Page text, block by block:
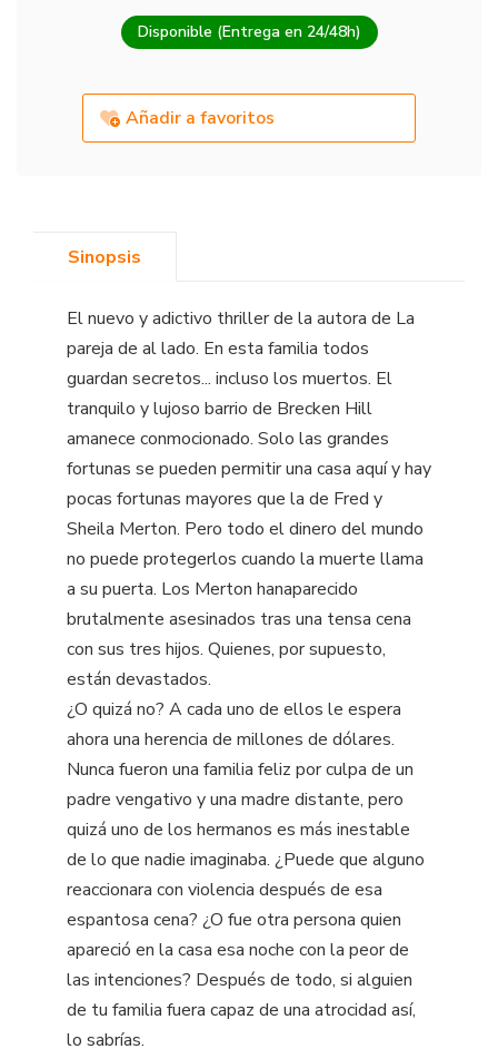
Disponible (Entrega en 24/48h)
Añadir a favoritos
Sinopsis
El nuevo y adictivo thriller de la autora de La
pareja de al lado. En esta familia todos
guardan secretos... incluso los muertos. El
tranquilo y lujoso barrio de Brecken Hill
amanece conmocionado. Solo las grandes
fortunas se pueden permitir una casa aquí y hay
pocas fortunas mayores que la de Fred y
Sheila Merton. Pero todo el dinero del mundo
no puede protegerlos cuando la muerte llama
a su puerta. Los Merton hanaparecido
brutalmente asesinados tras una tensa cena
con sus tres hijos. Quienes, por supuesto,
están devastados.
¿O quizá no? A cada uno de ellos le espera
ahora una herencia de millones de dólares.
Nunca fueron una familia feliz por culpa de un
padre vengativo y una madre distante, pero
quizá uno de los hermanos es más inestable
de lo que nadie imaginaba. ¿Puede que alguno
reaccionara con violencia después de esa
espantosa cena? ¿O fue otra persona quien
apareció en la casa esa noche con la peor de
las intenciones? Después de todo, si alguien
de tu familia fuera capaz de una atrocidad así,
lo sabrías.